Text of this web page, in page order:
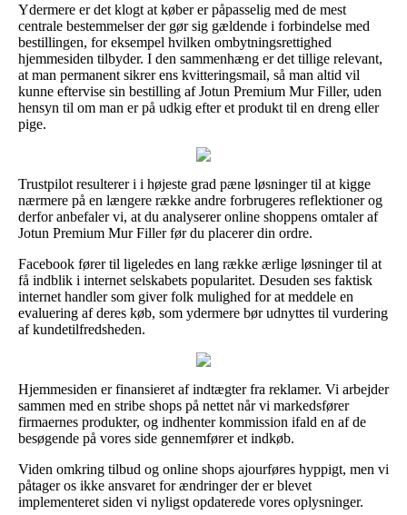
Ydermere er det klogt at køber er påpasselig med de mest
centrale bestemmelser der gør sig gældende i forbindelse med
bestillingen, for eksempel hvilken ombytningsrettighed
hjemmesiden tilbyder. I den sammenhæng er det tillige relevant,
at man permanent sikrer ens kvitteringsmail, så man altid vil
kunne eftervise sin bestilling af Jotun Premium Mur Filler, uden
hensyn til om man er på udkig efter et produkt til en dreng eller
pige.
Trustpilot resulterer i i højeste grad pæne løsninger til at kigge
nærmere på en længere række andre forbrugeres reflektioner og
derfor anbefaler vi, at du analyserer online shoppens omtaler af
Jotun Premium Mur Filler før du placerer din ordre.
Facebook fører til ligeledes en lang række ærlige løsninger til at
få indblik i internet selskabets popularitet. Desuden ses faktisk
internet handler som giver folk mulighed for at meddele en
evaluering af deres køb, som ydermere bør udnyttes til vurdering
af kundetilfredsheden.
Hjemmesiden er finansieret af indtægter fra reklamer. Vi arbejder
sammen med en stribe shops på nettet når vi markedsfører
firmaernes produkter, og indhenter kommission ifald en af de
besøgende på vores side gennemfører et indkøb.
Viden omkring tilbud og online shops ajourføres hyppigt, men vi
påtager os ikke ansvaret for ændringer der er blevet
implementeret siden vi nyligst opdaterede vores oplysninger.